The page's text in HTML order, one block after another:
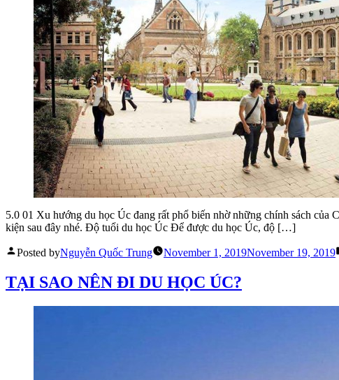
5.0 01 Xu hướng du học Úc đang rất phổ biến nhờ những chính sách của
kiện sau đây nhé. Độ tuổi du học Úc Để được du học Úc, độ […]
Posted byNguyễn Quốc Trung November 1, 2019November 19, 2019
TẠI SAO NÊN ĐI DU HỌC ÚC?